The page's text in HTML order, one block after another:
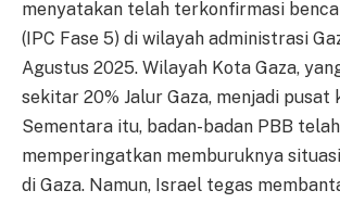
menyatakan telah terkonfirmasi
(IPC Fase 5) di wilayah administrasi
Agustus 2025. Wilayah Kota Gaza,
sekitar 20% Jalur Gaza, menjadi pusat
Sementara itu, badan-badan PBB
memperingatkan memburuknya
di Gaza. Namun, Israel tegas